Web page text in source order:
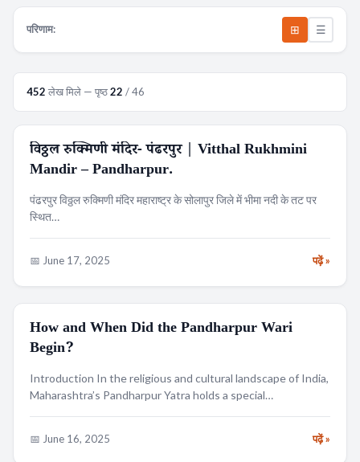
परिणाम: ⊞ ☰
452 लेख मिले — पृष्ठ22 / 46
मंदिर
विठ्ठल रुक्मिणी मंदिर- पंढरपुर | Vitthal Rukhmini
Mandir – Pandharpur.
पंढरपुर विठ्ठल रुक्मिणी मंदिर महाराष्ट्र के सोलापुर जिले में भीमा नदी के तट पर
स्थित…
📅 June 17, 2025 पढ़ें »
RELIGION
How and When Did the Pandharpur Wari
Begin?
Introduction In the religious and cultural landscape of India,
Maharashtra’s Pandharpur Yatra holds a special…
📅 June 16, 2025 पढ़ें »